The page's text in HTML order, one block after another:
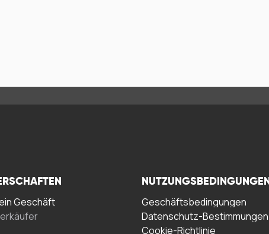
Geschäft
NUTZUNGSBEDINGUNGEN
Geschäftsbedingungen
Datenschutz-Bestimmungen
Cookie-Richtlinie